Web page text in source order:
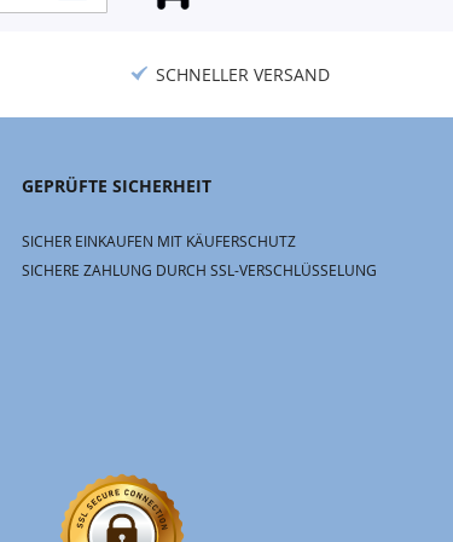
SCHNELLER VERSAND
GEPRÜFTE SICHERHEIT
SICHER EINKAUFEN MIT KÄUFERSCHUTZ
SICHERE ZAHLUNG DURCH SSL-VERSCHLÜSSELUNG